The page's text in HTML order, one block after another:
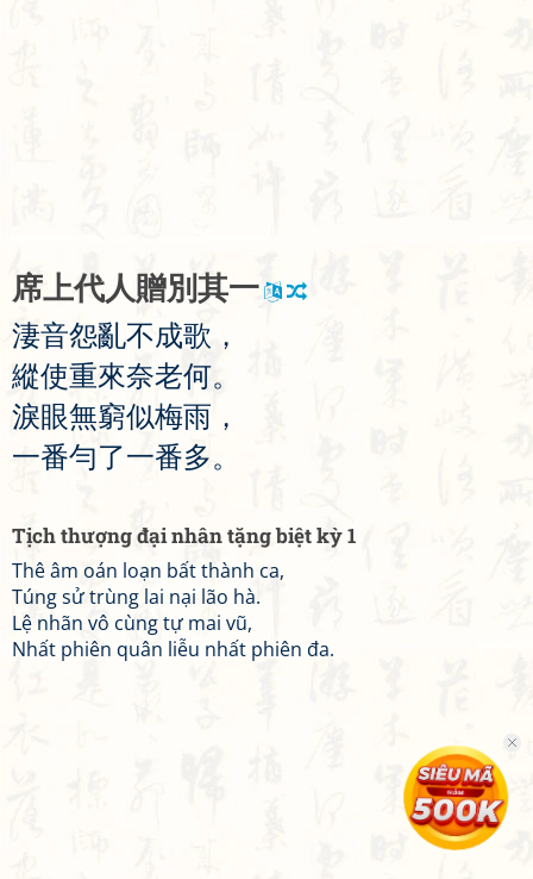
席上代人贈別其一
淒音怨亂不成歌 ，
縱使重來奈老何。
淚眼無窮似梅雨 ，
一番勻了一番多。
Tịch thượng đại nhân tặng biệt kỳ 1
Thê âm oán loạn bất thành ca,
Túng sử trùng lai nại lão hà.
Lệ nhãn vô cùng tự mai vũ,
Nhất phiên quân liễu nhất phiên đa.